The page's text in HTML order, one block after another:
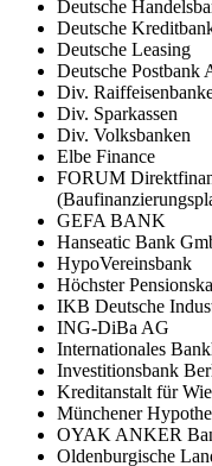
Deutsche
Deutsche
Deutsche Leasing
Deutsche Postbank
Div.
Div. Sparkassen
Div. Volksbanken
Elbe Finance
FORUM
GEFA BANK
Hanseatic Bank
HypoVereinsbank
Höchster
IKB Deutsche
ING-DiBa AG
Internationales
Investitionsbank
Kreditanstalt für
Münchener
OYAK ANKER
Oldenburgische